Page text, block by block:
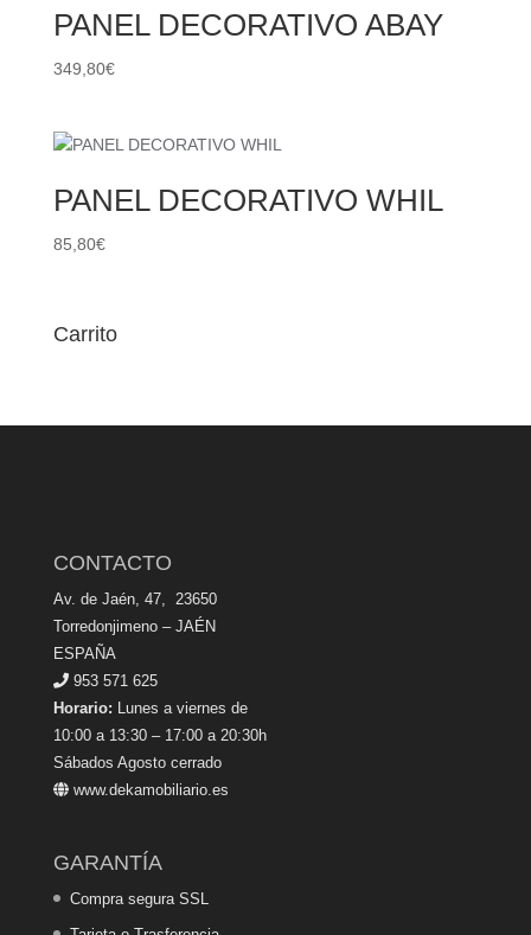
PANEL DECORATIVO ABAY
349,80€
PANEL DECORATIVO WHIL
85,80€
Carrito
CONTACTO
Av. de Jaén, 47, 23650
Torredonjimeno – JAÉN
ESPAÑA
953 571 625
Horario: Lunes a viernes de
10:00 a 13:30 – 17:00 a 20:30h
Sábados Agosto cerrado
www.dekamobiliario.es
GARANTÍA
Compra segura SSL